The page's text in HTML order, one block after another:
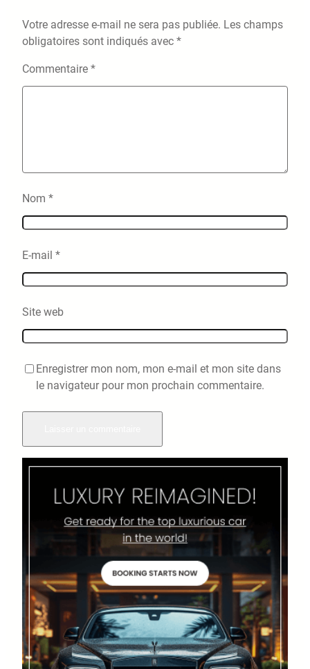
Votre adresse e-mail ne sera pas publiée. Les champs
obligatoires sont indiqués avec *
Commentaire *
Nom *
E-mail *
Site web
Enregistrer mon nom, mon e-mail et mon site dans
le navigateur pour mon prochain commentaire.